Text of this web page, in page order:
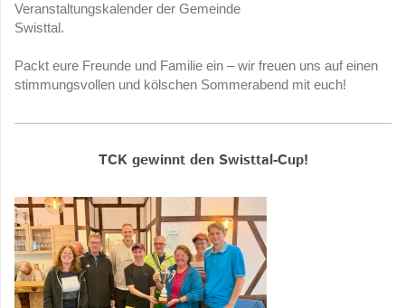
Veranstaltungskalender der Gemeinde
Swisttal.
Packt eure Freunde und Familie ein – wir freuen uns auf einen
stimmungsvollen und kölschen Sommerabend mit euch!
TCK gewinnt den Swisttal-Cup!